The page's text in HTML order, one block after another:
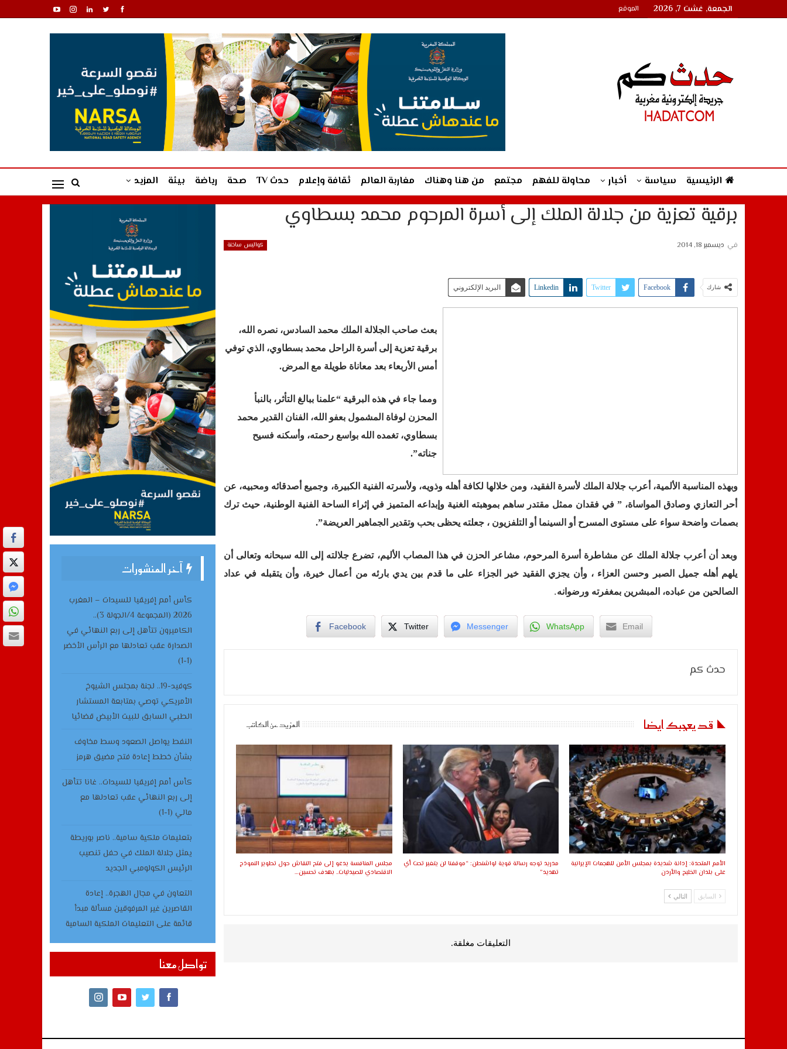
الجمعة, غشت 7, 2026 الموقع
الرئيسية سياسة أخبار محاولة للفهم مجتمع من هنا وهناك مغاربة العالم ثقافة وإعلام حدث TV صحة رياضة بيئة المزيد
برقية تعزية من جلالة الملك إلى أسرة المرحوم محمد بسطاوي
كواليس ساخنة في ديسمبر 18, 2014
شارك Facebook
Twitter
Linkedin البريد الإلكتروني
بعث صاحب الجلالة الملك محمد السادس، نصره الله،
برقية تعزية إلى أسرة الراحل محمد بسطاوي، الذي توفي
أمس الأربعاء بعد معاناة طويلة مع المرض.
ومما جاء في هذه البرقية “علمنا ببالغ التأثر، بالنبأ
المحزن لوفاة المشمول بعفو الله، الفنان القدير محمد
بسطاوي، تغمده الله بواسع رحمته، وأسكنه فسيح
جناته”.
وبهذه المناسبة الألمية، أعرب جلالة الملك لأسرة الفقيد، ومن خلالها لكافة أهله وذويه، ولأسرته الفنية الكبيرة، وجميع أصدقائه ومحبيه، عن
أحر التعازي وصادق المواساة، ” في فقدان ممثل مقتدر ساهم بموهبته الغنية وإبداعه المتميز في إثراء الساحة الفنية الوطنية، حيث ترك
بصمات واضحة سواء على مستوى المسرح أو السينما أو التلفزيون ، جعلته يحظى بحب وتقدير الجماهير العريضة”.
وبعد أن أعرب جلالة الملك عن مشاطرة أسرة المرحوم، مشاعر الحزن في هذا المصاب الأليم، تضرع جلالته إلى الله سبحانه وتعالى أن
يلهم أهله جميل الصبر وحسن العزاء ، وأن يجزي الفقيد خير الجزاء على ما قدم بين يدي بارئه من أعمال خيرة، وأن يتقبله في عداد
الصالحين من عباده، المبشرين بمغفرته ورضوانه.
Facebook Twitter Messenger WhatsApp Email
حدث كم
قد يعجبك ايضا المزيد عن الكاتب
الأمم المتحدة: إدانة شديدة بمجلس الأمن للهجمات الإيرانية
على بلدان الخليج والأردن
مدريد توجه رسالة قوية لواشنطن: “موقفنا لن يتغير تحت أي
تهديد”
مجلس المنافسة يدعو إلى فتح النقاش حول تطوير النموذج
الاقتصادي للصيدليات.. بهدف تحسين…
السابق التالي
التعليقات مغلقة.
آخر المنشورات
كأس أمم إفريقيا للسيدات – المغرب
2026 (المجموعة 4/الجولة 3)..
الكاميرون تتأهل إلى ربع النهائي في
الصدارة عقب تعادلها مع الرأس الأخضر
(1-1)
كوفيد-19.. لجنة بمجلس الشيوخ
الأمريكي توصي بمتابعة المستشار
الطبي السابق للبيت الأبيض قضائيا
النفط يواصل الصعود وسط مخاوف
بشأن خطط إعادة فتح مضيق هرمز
كأس أمم إفريقيا للسيدات.. غانا تتأهل
إلى ربع النهائي عقب تعادلها مع
مالي (1-1)
بتعليمات ملكية سامية.. ناصر بوريطة
يمثل جلالة الملك في حفل تنصيب
الرئيس الكولومبي الجديد
التعاون في مجال الهجرة.. إعادة
القاصرين غير المرفوقين مسألة مبدأ
قائمة على التعليمات الملكية السامية
تواصل معنا